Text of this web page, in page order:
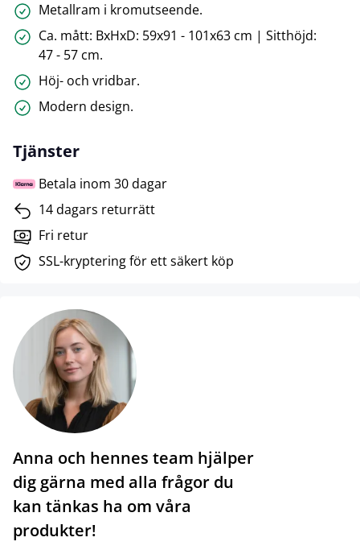
Metallram i kromutseende.
Ca. mått: BxHxD: 59x91 - 101x63 cm | Sitthöjd:
47 - 57 cm.
Höj- och vridbar.
Modern design.
Tjänster
Betala inom 30 dagar
14 dagars returrätt
Fri retur
SSL-kryptering för ett säkert köp
Anna och hennes team hjälper
dig gärna med alla frågor du
kan tänkas ha om våra
produkter!